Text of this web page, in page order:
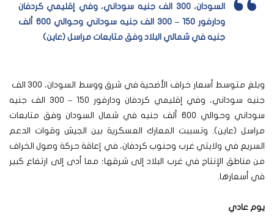
السودان، 300 الف جنيه سوداني، وفي إقليمي كردفان
ودارفور 150 – 300 الف جنيه سوداني وحوالي 600 ألف
جنيه في شمالي البلاد وفق متابعات مراسل (عاين)
وبلغ متوسط أسعار خراف الأضحية في شرق ووسط السودان، 300 الف
جنيه سوداني، وفي إقليمي كردفان ودارفور 150 – 300 الف جنيه
سوداني وحوالي 600 ألف جنيه في شمال السودان وفق متابعات
مراسل (عاين). وتسببت المعارك العسكرية بين الجيش وقوات الدعم
السريع في ولايتي غرب وجنوب كردفان، في إعاقة حركة وصول الخراف
من مناطق الإنتاج في غرب البلاد إلى شرقها؛ مما أدى إلى ارتفاع كبير
في أسعارها.
يوم عادي